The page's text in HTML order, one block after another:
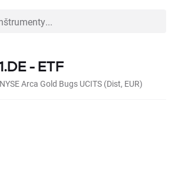
- ETF
Arca Gold Bugs UCITS (Dist, EUR)